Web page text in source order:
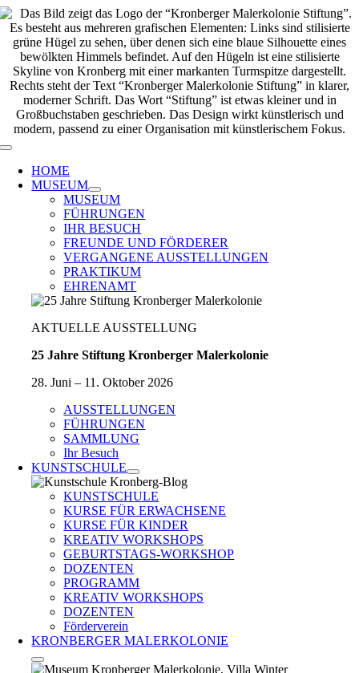
Zum
Inhalt
springen
Toggle
Navigation
HOME
MUSEUM
MUSEUM
FÜHRUNGEN
IHR BESUCH
FREUNDE UND FÖRDERER
VERGANGENE AUSSTELLUNGEN
PRAKTIKUM
EHRENAMT
AKTUELLE AUSSTELLUNG
25 Jahre Stiftung Kronberger Malerkolonie
28. Juni – 11. Oktober 2026
AUSSTELLUNGEN
FÜHRUNGEN
SAMMLUNG
Ihr Besuch
KUNSTSCHULE
KUNSTSCHULE
KURSE FÜR ERWACHSENE
KURSE FÜR KINDER
KREATIV WORKSHOPS
GEBURTSTAGS-WORKSHOP
DOZENTEN
PROGRAMM
KREATIV WORKSHOPS
DOZENTEN
Förderverein
KRONBERGER MALERKOLONIE